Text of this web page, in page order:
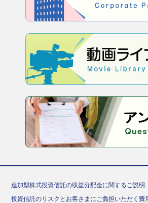
追加型株式投資信託の収益分配金に関するご説明
投資信託のリスクとお客さまにご負担いただく費